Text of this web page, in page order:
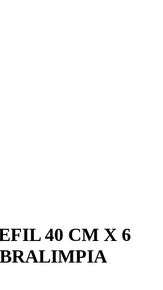
40 CM X 6
BRALIMPIA